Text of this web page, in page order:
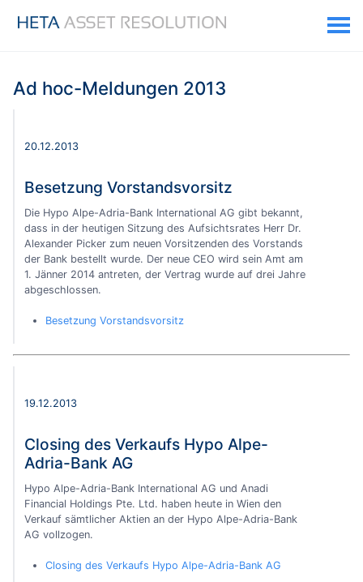
Ad hoc-Meldungen 2013
20.12.2013
Besetzung Vorstandsvorsitz
Die Hypo Alpe-Adria-Bank International AG gibt bekannt,
dass in der heutigen Sitzung des Aufsichtsrates Herr Dr.
Alexander Picker zum neuen Vorsitzenden des Vorstands
der Bank bestellt wurde. Der neue CEO wird sein Amt am
1. Jänner 2014 antreten, der Vertrag wurde auf drei Jahre
abgeschlossen.
Besetzung Vorstandsvorsitz
19.12.2013
Closing des Verkaufs Hypo Alpe-
Adria-Bank AG
Hypo Alpe-Adria-Bank International AG und Anadi
Financial Holdings Pte. Ltd. haben heute in Wien den
Verkauf sämtlicher Aktien an der Hypo Alpe-Adria-Bank
AG vollzogen.
Closing des Verkaufs Hypo Alpe-Adria-Bank AG